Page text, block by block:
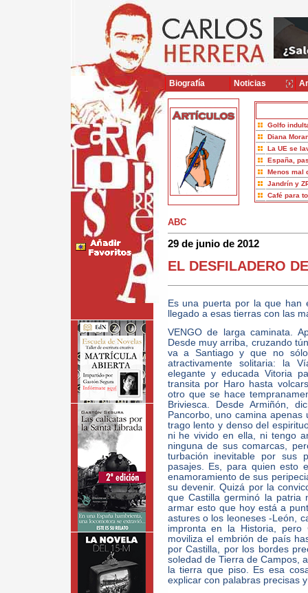
Golfo
Diana
La UE se
España,
Menos mal
Jandrín y
Café para
ABC
29 de junio de 2012
EL DESFILADERO
Es una puerta por la que han
llegado a esas tierras con las
VENGO de larga caminata.
Desde muy arriba, cruzando
va a Santiago y que no
atractivamente solitaria: la
elegante y educada Vitoria
transita por Haro hasta
otro que se hace
Briviesca. Desde Armiñón,
Pancorbo, uno camina
trago lento y denso del
ni he vivido en ella, ni tengo
ninguna de sus comarcas,
turbación inevitable por sus
pasajes. Es, para quien esto
enamoramiento de sus
su devenir. Quizá por la
que Castilla germinó la
armar esto que hoy está a
astures o los leoneses -León,
impronta en la Historia, pero
moviliza el embrión de país
por Castilla, por los bordes
soledad de Tierra de Campos,
la tierra que piso. Es esa
explicar con palabras precisas
Biografía Noticias